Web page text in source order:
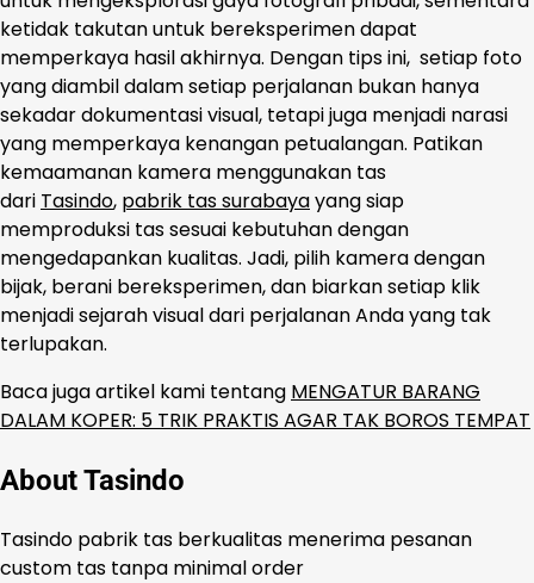
ketidak takutan untuk bereksperimen dapat
memperkaya hasil akhirnya. Dengan tips ini, setiap foto
yang diambil dalam setiap perjalanan bukan hanya
sekadar dokumentasi visual, tetapi juga menjadi narasi
yang memperkaya kenangan petualangan. Patikan
kemaamanan kamera menggunakan tas
dari Tasindo, pabrik tas surabayayang siap
memproduksi tas sesuai kebutuhan dengan
mengedapankan kualitas. Jadi, pilih kamera dengan
bijak, berani bereksperimen, dan biarkan setiap klik
menjadi sejarah visual dari perjalanan Anda yang tak
terlupakan.
Baca juga artikel kami tentang MENGATUR BARANG
DALAM KOPER: 5 TRIK PRAKTIS AGAR TAK BOROS TEMPAT
About Tasindo
Tasindo pabrik tas berkualitas menerima pesanan
custom tas tanpa minimal order